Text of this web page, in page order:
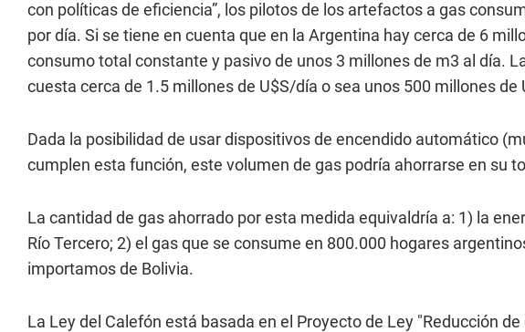
con políticas de eficiencia”, los pilotos de los artefactos a gas
por día. Si se tiene en cuenta que en la Argentina hay cerca de 6
consumo total constante y pasivo de unos 3 millones de m3 al día.
cuesta cerca de 1.5 millones de U$S/día o sea unos 500 millones de
Dada la posibilidad de usar dispositivos de encendido automático
cumplen esta función, este volumen de gas podría ahorrarse en su
La cantidad de gas ahorrado por esta medida equivaldría a: 1) la
Río Tercero; 2) el gas que se consume en 800.000 hogares
importamos de Bolivia.
La Ley del Calefón está basada en el Proyecto de Ley "Reducción